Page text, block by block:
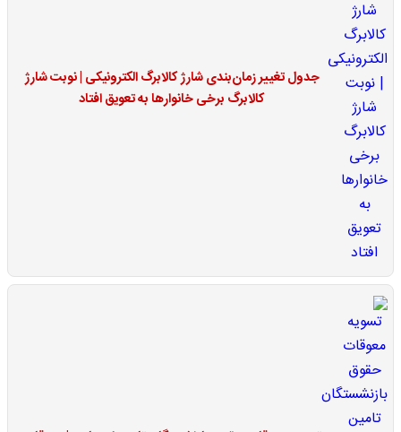
جدول تغییر زمان‌بندی شارژ کالابرگ الکترونیکی | نوبت شارژ
کالابرگ برخی خانوارها به تعویق افتاد